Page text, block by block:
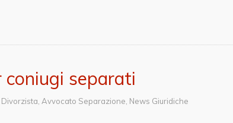
separati
Avvocato Separazione News Giuridiche